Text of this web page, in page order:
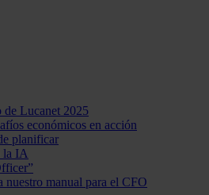
de Lucanet 2025
económicos en acción
planificar
la IA
nuestro manual para el CFO